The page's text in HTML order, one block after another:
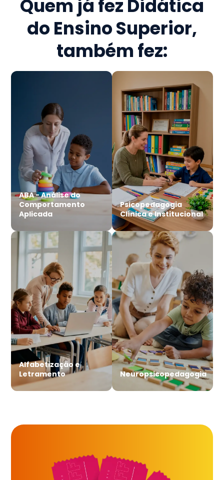
Quem já fez Didática
do Ensino Superior,
também fez:
ABA - Análise do
Comportamento
Aplicada
Psicopedagogia
Clínica e Institucional
Alfabetização e
Letramento
Neuropsicopedagogia